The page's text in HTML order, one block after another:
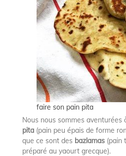
faire son pain pita
Nous nous sommes aventurées
pita(pain peu épais de forme
que ce sont des bazlamas(pain
préparé au yaourt grecque).